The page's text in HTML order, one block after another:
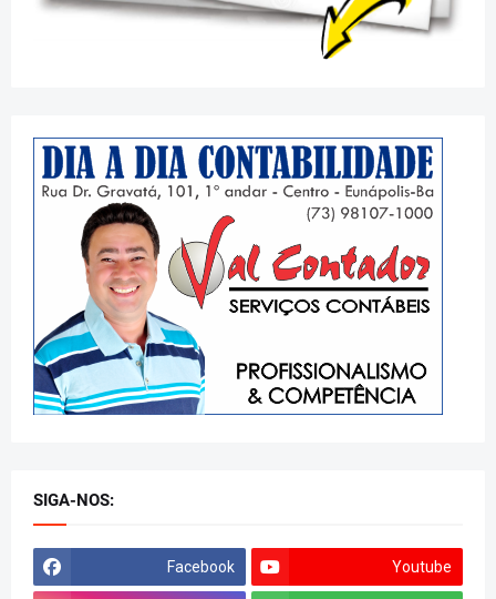
SIGA-NOS:
Facebook Youtube